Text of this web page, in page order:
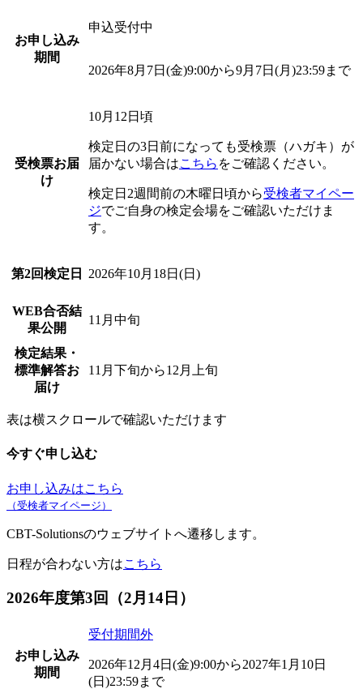
お申し込み
期間
申込受付中
2026年8月7日(金)9:00から9月7日(月)23:59まで
受検票お届
け
10月12日頃
検定日の3日前になっても受検票（ハガキ）が
届かない場合はこちら をご確認ください。
検定日2週間前の木曜日頃から受検者マイペー
ジでご自身の検定会場をご確認いただけま
す。
第2回検定日 2026年10月18日(日)
WEB合否結
果公開
11月中旬
検定結果・
標準解答お
届け
11月下旬から12月上旬
表は横スクロールで確認いただけます
今すぐ申し込む
お申し込みはこちら
（受検者マイページ）
CBT-Solutionsのウェブサイトへ遷移します。
日程が合わない方はこちら
2026年度第3回（2月14日）
お申し込み
期間
受付期間外
2026年12月4日(金)9:00から2027年1月10日
(日)23:59まで